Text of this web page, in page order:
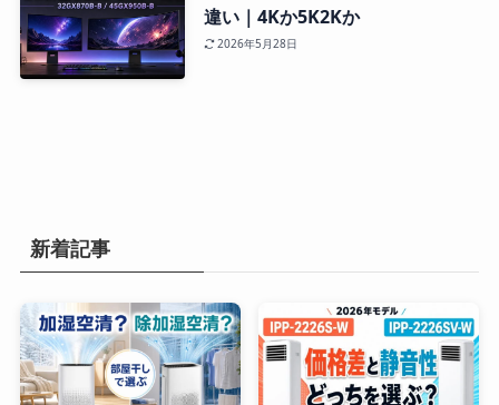
違い｜4Kか5K2Kか
2026年5月28日
新着記事